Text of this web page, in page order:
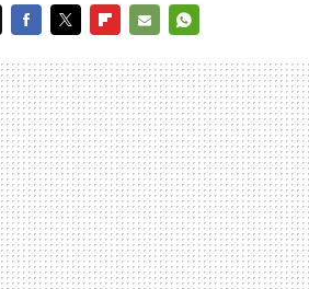
MAIL